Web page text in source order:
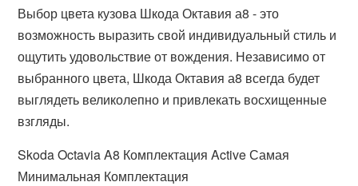
Выбор цвета кузова Шкода Октавия а8 - это
возможность выразить свой индивидуальный стиль и
ощутить удовольствие от вождения. Независимо от
выбранного цвета, Шкода Октавия а8 всегда будет
выглядеть великолепно и привлекать восхищенные
взгляды.
Skoda Octavia A8 Комплектация Active Самая
Минимальная Комплектация